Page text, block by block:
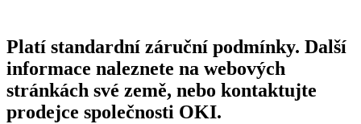
Platí standardní záruční podmínky. Další
informace naleznete na webových
stránkách své země, nebo kontaktujte
prodejce společnosti OKI.